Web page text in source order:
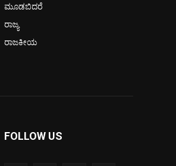
ಮೂಡಬಿದರೆ
ರಾಜ್ಯ
ರಾಜಕೀಯ
FOLLOW US